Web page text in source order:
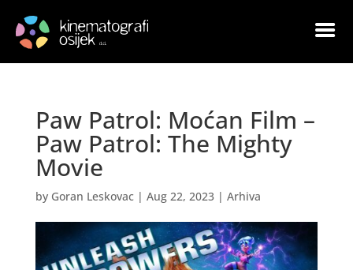
Paw Patrol: Moćan Film –
Paw Patrol: The Mighty
Movie
by Goran Leskovac| Aug 22, 2023| Arhiva